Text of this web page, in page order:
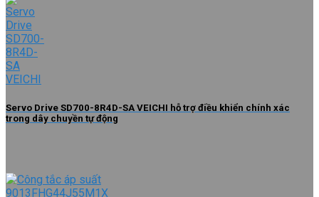
Servo Drive SD700-8R4D-SA VEICHI hỗ trợ điều khiển chính xác
trong dây chuyền tự động